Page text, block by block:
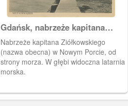
Gdańsk, nabrzeże kapitana
Ziółkowskiego
Nabrzeże kapitana Ziółkowskiego
(nazwa obecna) w Nowym Porcie, od
strony morza. W głębi widoczna latarnia
morska.